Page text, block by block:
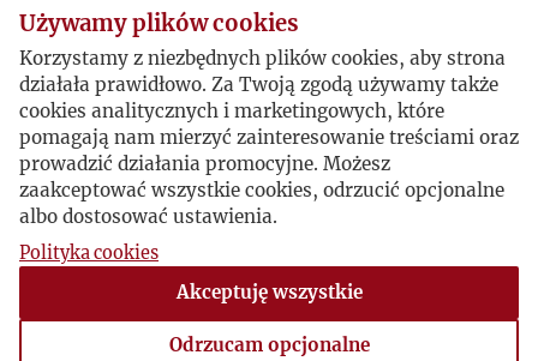
przy UE, a od 2012 r. ambasador Unii na
Ukrainie, Bogumiła Berdychowska,
publicystka, znawczyni historii Ukrainy
i stosunków polsko-ukraińskich, oraz
Konrad Szymański były europoseł, a
obecnie wiceszef MSZ.
Laureatom gratulujemy!
Nagrodę im. J. Giedroycia od 2001 r. za
działalność w imię polskiej racji stanu
kapituła przyznaje osobie lub instytucji,
które w swojej działalności publicznej
kierują się zasadami wypracowanymi
Używamy plików cookies
Korzystamy z niezbędnych plików cookies, aby strona
działała prawidłowo. Za Twoją zgodą używamy także
cookies analitycznych i marketingowych, które
pomagają nam mierzyć zainteresowanie treściami oraz
prowadzić działania promocyjne. Możesz
zaakceptować wszystkie cookies, odrzucić opcjonalne
albo dostosować ustawienia.
Polityka cookies
Akceptuję wszystkie
Odrzucam opcjonalne